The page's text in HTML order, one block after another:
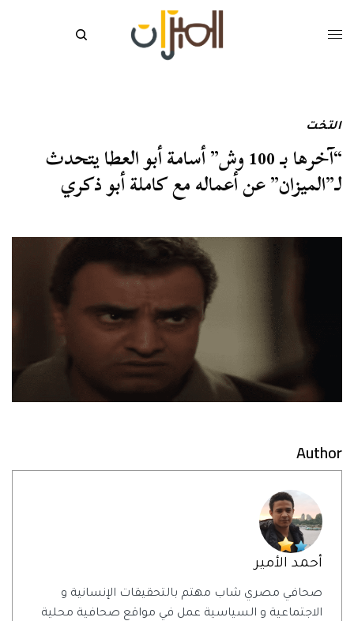
التخت
“آخرها بـ 100 وش” أسامة أبو العطا يتحدث
لـ”الميزان” عن أعماله مع كاملة أبو ذكري
Author
أحمد الأمير
صحافي مصري شاب مهتم بالتحقيقات الإنسانية و
الاجتماعية و السياسية عمل في مواقع صحافية محلية